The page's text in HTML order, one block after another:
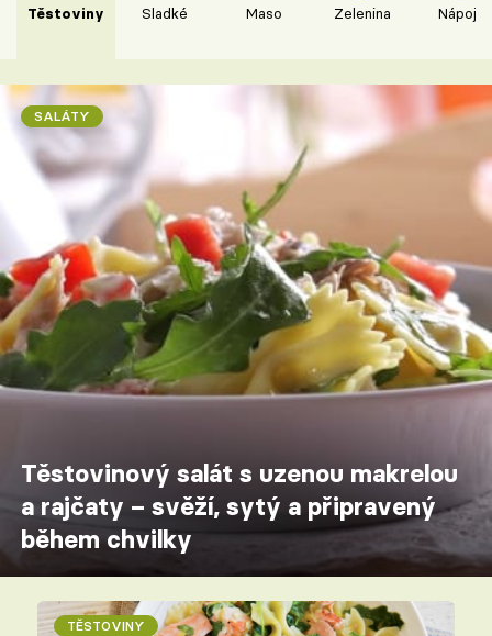
Těstoviny Sladké Maso Zelenina Nápoje
SALÁTY
Těstovinový salát s uzenou makrelou
a rajčaty – svěží, sytý a připravený
během chvilky
TĚSTOVINY